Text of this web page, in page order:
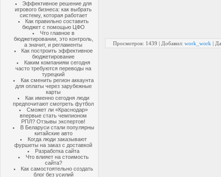
Эффективное решение для
игрового бизнеса: как выбрать
систему, которая работает
Как правильно составить
бюджет с помощью ЦФО
Что главное в
бюджетировании, это контроль,
а значит, и регламенты
Как построить эффективное
бюджетирование
Каким компаниям сегодня
часто требуются переводы на
турецкий
Как сменить регион аккаунта
для оплаты через зарубежные
карты
Как именно сегодня люди
предпочитают смотреть футбол
Сможет ли «Краснодар»
впервые стать чемпионом
РПЛ? Отзывы экспертов!
В Беларуси стали популярны
китайские авто
Когда люди заказывают
фуршеты на заказ с доставкой
Разработка сайта
Что влияет на стоимость
сайта?
Как самостоятельно создать
блог без усилий
Просмотров: 1439 | Добавил: work_work |